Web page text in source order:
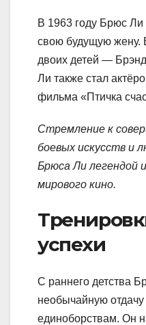
В 1963 году Брюс
свою будущую жену.
двоих детей —
Ли также стал
фильма «Птичка
Стремление к
боевых искусств и
Брюса Ли легендой
мирового кино.
успехи
С раннего детства
необычайную отдачу
единоборствам. Он